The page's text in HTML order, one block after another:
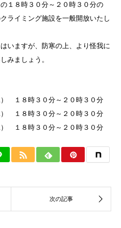
１８時３０分～２０時３０分の
ライミング施設を一般開放いたし
いますが、防寒の上、より怪我に
みましょう。
１８時３０分～２０時３０分
） １８時３０分～２０時３０分
） １８時３０分～２０時３０分